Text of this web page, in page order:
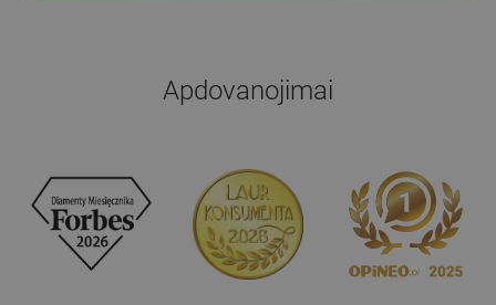
Apdovanojimai